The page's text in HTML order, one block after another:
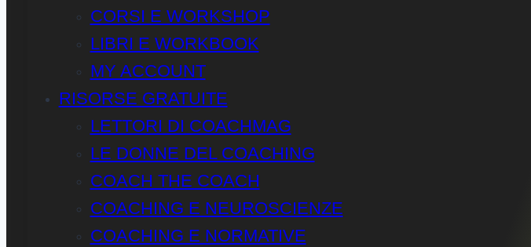
CORSI E WORKSHOP
LIBRI E WORKBOOK
MY ACCOUNT
RISORSE GRATUITE
LETTORI DI COACHMAG
LE DONNE DEL COACHING
COACH THE COACH
COACHING E NEUROSCIENZE
COACHING E NORMATIVE